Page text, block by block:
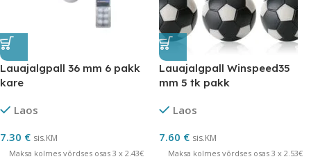
Lauajalgpall 36 mm 6 pakk
kare
Laos
7.30 € sis.KM
Maksa kolmes võrdses osas 3 x 2.43€
Lauajalgpall Winspeed35
mm 5 tk pakk
Laos
7.60 € sis.KM
Maksa kolmes võrdses osas 3 x 2.53€